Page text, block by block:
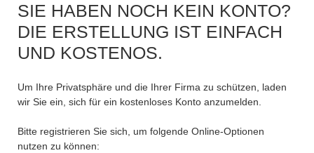
SIE HABEN NOCH KEIN KONTO?
DIE ERSTELLUNG IST EINFACH
UND KOSTENOS.
Um Ihre Privatsphäre und die Ihrer Firma zu schützen, laden
wir Sie ein, sich für ein kostenloses Konto anzumelden.
Bitte registrieren Sie sich, um folgende Online-Optionen
nutzen zu können: